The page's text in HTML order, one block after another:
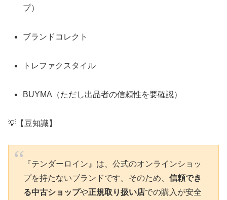
プ）
ブランドコレクト
トレファクスタイル
BUYMA（ただし出品者の信頼性を要確認）
💡【豆知識】
『テンダーロイン』は、公式のオンラインショッ
プを持たないブランドです。そのため、 信頼でき
る中古ショップや正規取り扱い店での購入が安全